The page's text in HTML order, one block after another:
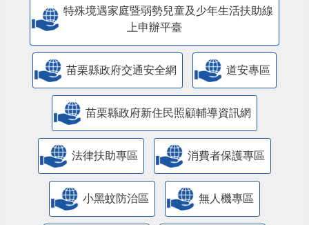
特殊境遇家庭暨弱勢兒童及少年生活扶助線
上申辦平臺
苗栗縣政府交通安全網 道安專區
苗栗縣政府新住民照顧輔導資訊網
法律扶助專區 消費者保護專區
小黑蚊防治區 無人機專區